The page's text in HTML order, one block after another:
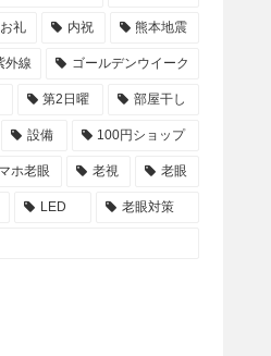
お礼 内祝 熊本地震
外線 ゴールデンウイーク
第2日曜 部屋干し
設備 100円ショップ
ホ老眼 老視 老眼
LED 老眼対策